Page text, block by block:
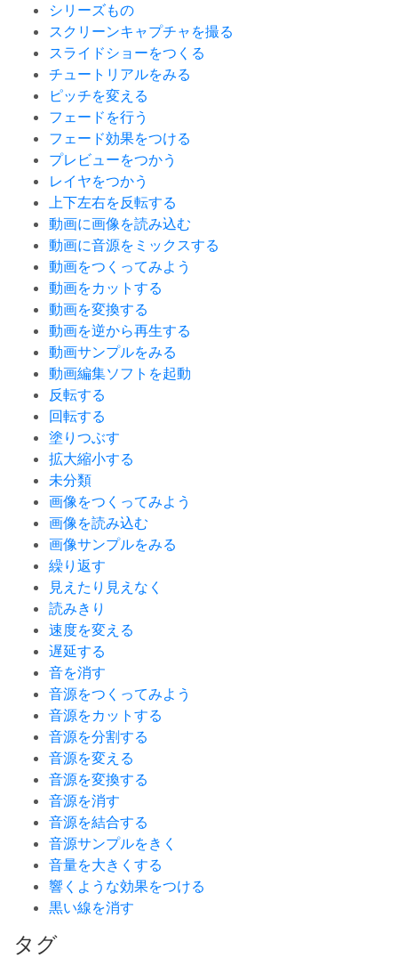
シリーズもの
スクリーンキャプチャを撮る
スライドショーをつくる
チュートリアルをみる
ピッチを変える
フェードを行う
フェード効果をつける
プレビューをつかう
レイヤをつかう
上下左右を反転する
動画に画像を読み込む
動画に音源をミックスする
動画をつくってみよう
動画をカットする
動画を変換する
動画を逆から再生する
動画サンプルをみる
動画編集ソフトを起動
反転する
回転する
塗りつぶす
拡大縮小する
未分類
画像をつくってみよう
画像を読み込む
画像サンプルをみる
繰り返す
見えたり見えなく
読みきり
速度を変える
遅延する
音を消す
音源をつくってみよう
音源をカットする
音源を分割する
音源を変える
音源を変換する
音源を消す
音源を結合する
音源サンプルをきく
音量を大きくする
響くような効果をつける
黒い線を消す
タグ